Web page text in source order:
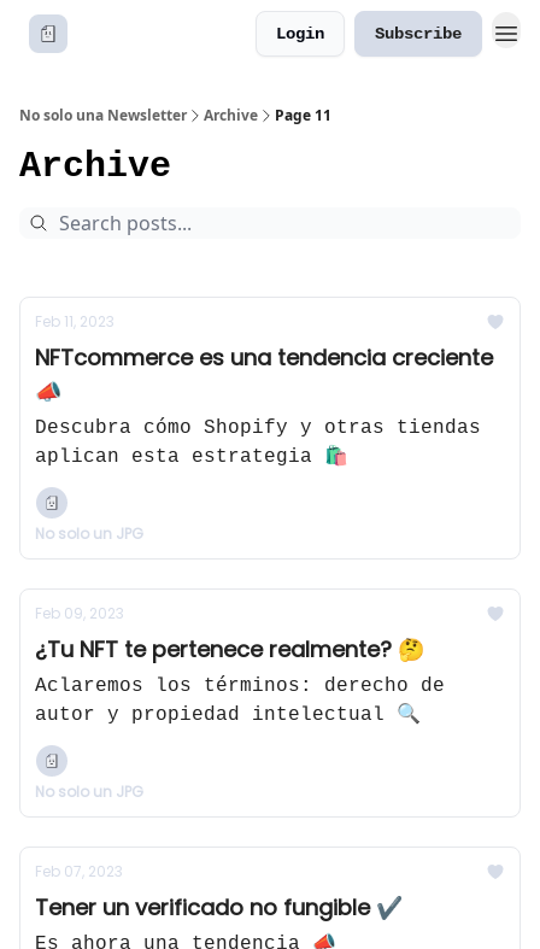
Login Subscribe
No solo una Newsletter Archive Page 11
Archive
Feb 11, 2023
NFTcommerce es una tendencia creciente
📣
Descubra cómo Shopify y otras tiendas
aplican esta estrategia 🛍
No solo un JPG
Feb 09, 2023
¿Tu NFT te pertenece realmente? 🤔
Aclaremos los términos: derecho de
autor y propiedad intelectual 🔍
No solo un JPG
Feb 07, 2023
Tener un verificado no fungible ✔
Es ahora una tendencia 📣